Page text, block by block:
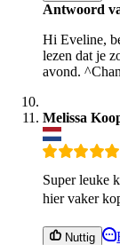
Antwoord
Hi Eveline,
lezen dat je
avond.
Melissa
Super leuke
hier vaker
Nuttig